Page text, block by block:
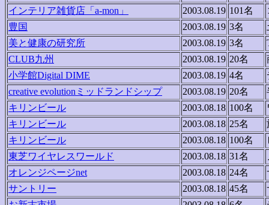
インテリア雑貨店「a-mon」
2003.08.19 101名
豊国
2003.08.19 3名
美と健康の研究所
2003.08.19 3名
CLUB九州
2003.08.19 20名
小学館Digital DIME
2003.08.19 4名
creative evolutionミッドランドシップ
2003.08.19 20名
キリンビール
2003.08.18 100名
キリンビール
2003.08.18 25名
キリンビール
2003.08.18 100名
東芝ワイヤレスワールド
2003.08.18 31名
オレンジページnet
2003.08.18 24名
サントリー
2003.08.18 45名